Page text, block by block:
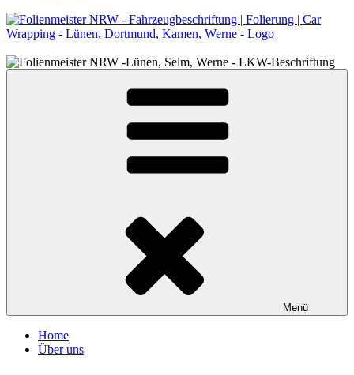
Zum
Inhalt
Inhalt
springen
Menü
Home
Über uns